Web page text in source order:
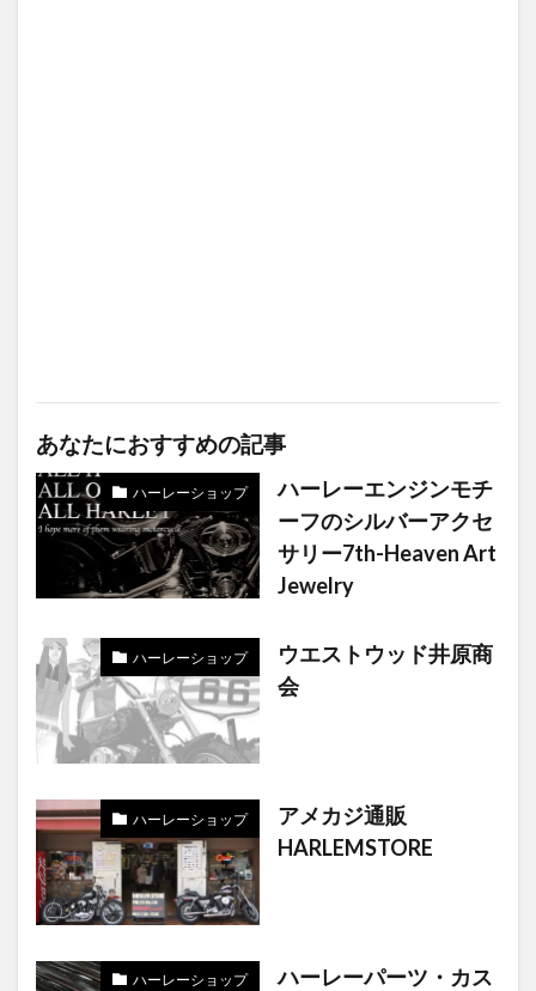
あなたにおすすめの記事
ハーレーショップ
ハーレーエンジンモチ
ーフのシルバーアクセ
サリー7th-Heaven Art
Jewelry
ハーレーショップ
ウエストウッド井原商
会
ハーレーショップ
アメカジ通販
HARLEMSTORE
ハーレーショップ
ハーレーパーツ・カス